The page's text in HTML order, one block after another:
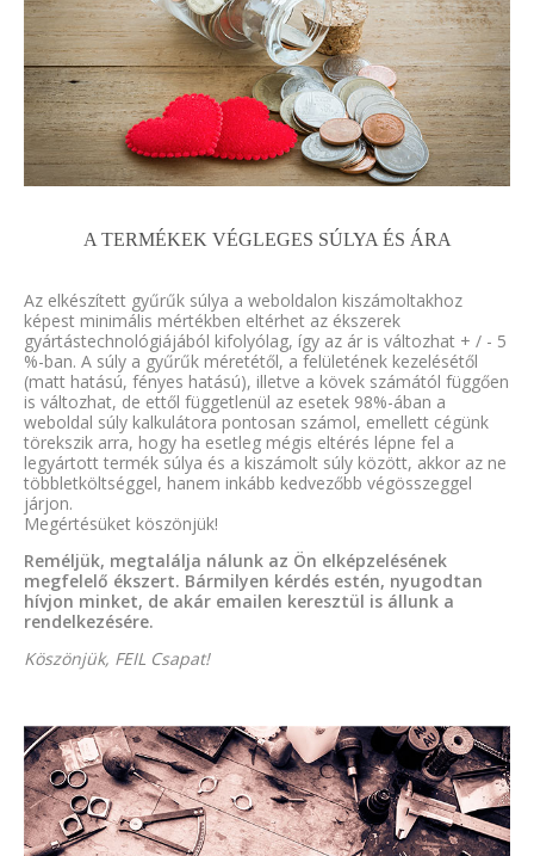
A TERMÉKEK VÉGLEGES SÚLYA ÉS ÁRA
Az elkészített gyűrűk súlya a weboldalon kiszámoltakhoz
képest minimális mértékben eltérhet az ékszerek
gyártástechnológiájából kifolyólag, így az ár is változhat + / - 5
%-ban. A súly a gyűrűk méretétől, a felületének kezelésétől
(matt hatású, fényes hatású), illetve a kövek számától függően
is változhat, de ettől függetlenül az esetek 98%-ában a
weboldal súly kalkulátora pontosan számol, emellett cégünk
törekszik arra, hogy ha esetleg mégis eltérés lépne fel a
legyártott termék súlya és a kiszámolt súly között, akkor az ne
többletköltséggel, hanem inkább kedvezőbb végösszeggel
járjon.
Megértésüket köszönjük!
Reméljük, megtalálja nálunk az Ön elképzelésének
megfelelő ékszert. Bármilyen kérdés estén, nyugodtan
hívjon minket, de akár emailen keresztül is állunk a
rendelkezésére.
Köszönjük, FEIL Csapat!